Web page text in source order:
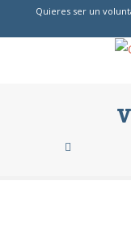
Quieres ser un